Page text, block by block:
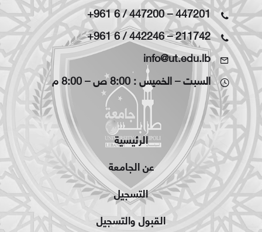
+961 6 / 447200–447201
+961 6 / 442246–211742
info@ut.edu.lb
السبت – الخميس : 8:00 ص – 8:00 م
الرئيسية
عن الجامعة
التسجيل
القبول والتسجيل